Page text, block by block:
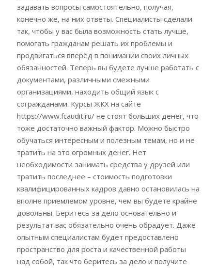
задавать вопросы самостоятельно, получая,
конечно же, на них ответы. Специалисты сделали
так, чтобы у вас была возможность стать лучше,
помогать гражданам решать их проблемы и
продвигаться вперёд в понимании своих личных
обязанностей. Теперь вы будете лучше работать с
документами, различными смежными
организациями, находить общий язык с
согражданами. Курсы ЖКХ на сайте
https://www.fcaudit.ru/ не стоят больших денег, что
тоже достаточно важный фактор. Можно быстро
обучаться интересным и полезным темам, но и не
тратить на это огромных денег. Нет
необходимости занимать средства у друзей или
тратить последнее – стоимость подготовки
квалифицированных кадров давно остановилась на
вполне приемлемом уровне, чем вы будете крайне
довольны. Беритесь за дело основательно и
результат вас обязательно очень обрадует. Даже
опытным специалистам будет предоставлено
пространство для роста и качественной работы
над собой, так что беритесь за дело и получите